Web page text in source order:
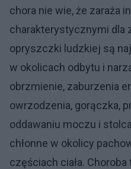
chora nie wie, że zaraża
charakterystycznymi dla
opryszczki ludzkiej są
w okolicach odbytu i
obrzmienie, zaburzenia
owrzodzenia, gorączka,
oddawaniu moczu i
chłonne w okolicy
częściach ciała. Choroba